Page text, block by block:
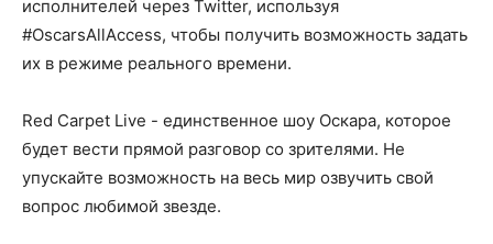
исполнителей через Twitter, используя
#OscarsAllAccess, чтобы получить возможность задать
их в режиме реального времени.
Red Carpet Live - единственное шоу Оскара, которое
будет вести прямой разговор со зрителями. Не
упускайте возможность на весь мир озвучить свой
вопрос любимой звезде.